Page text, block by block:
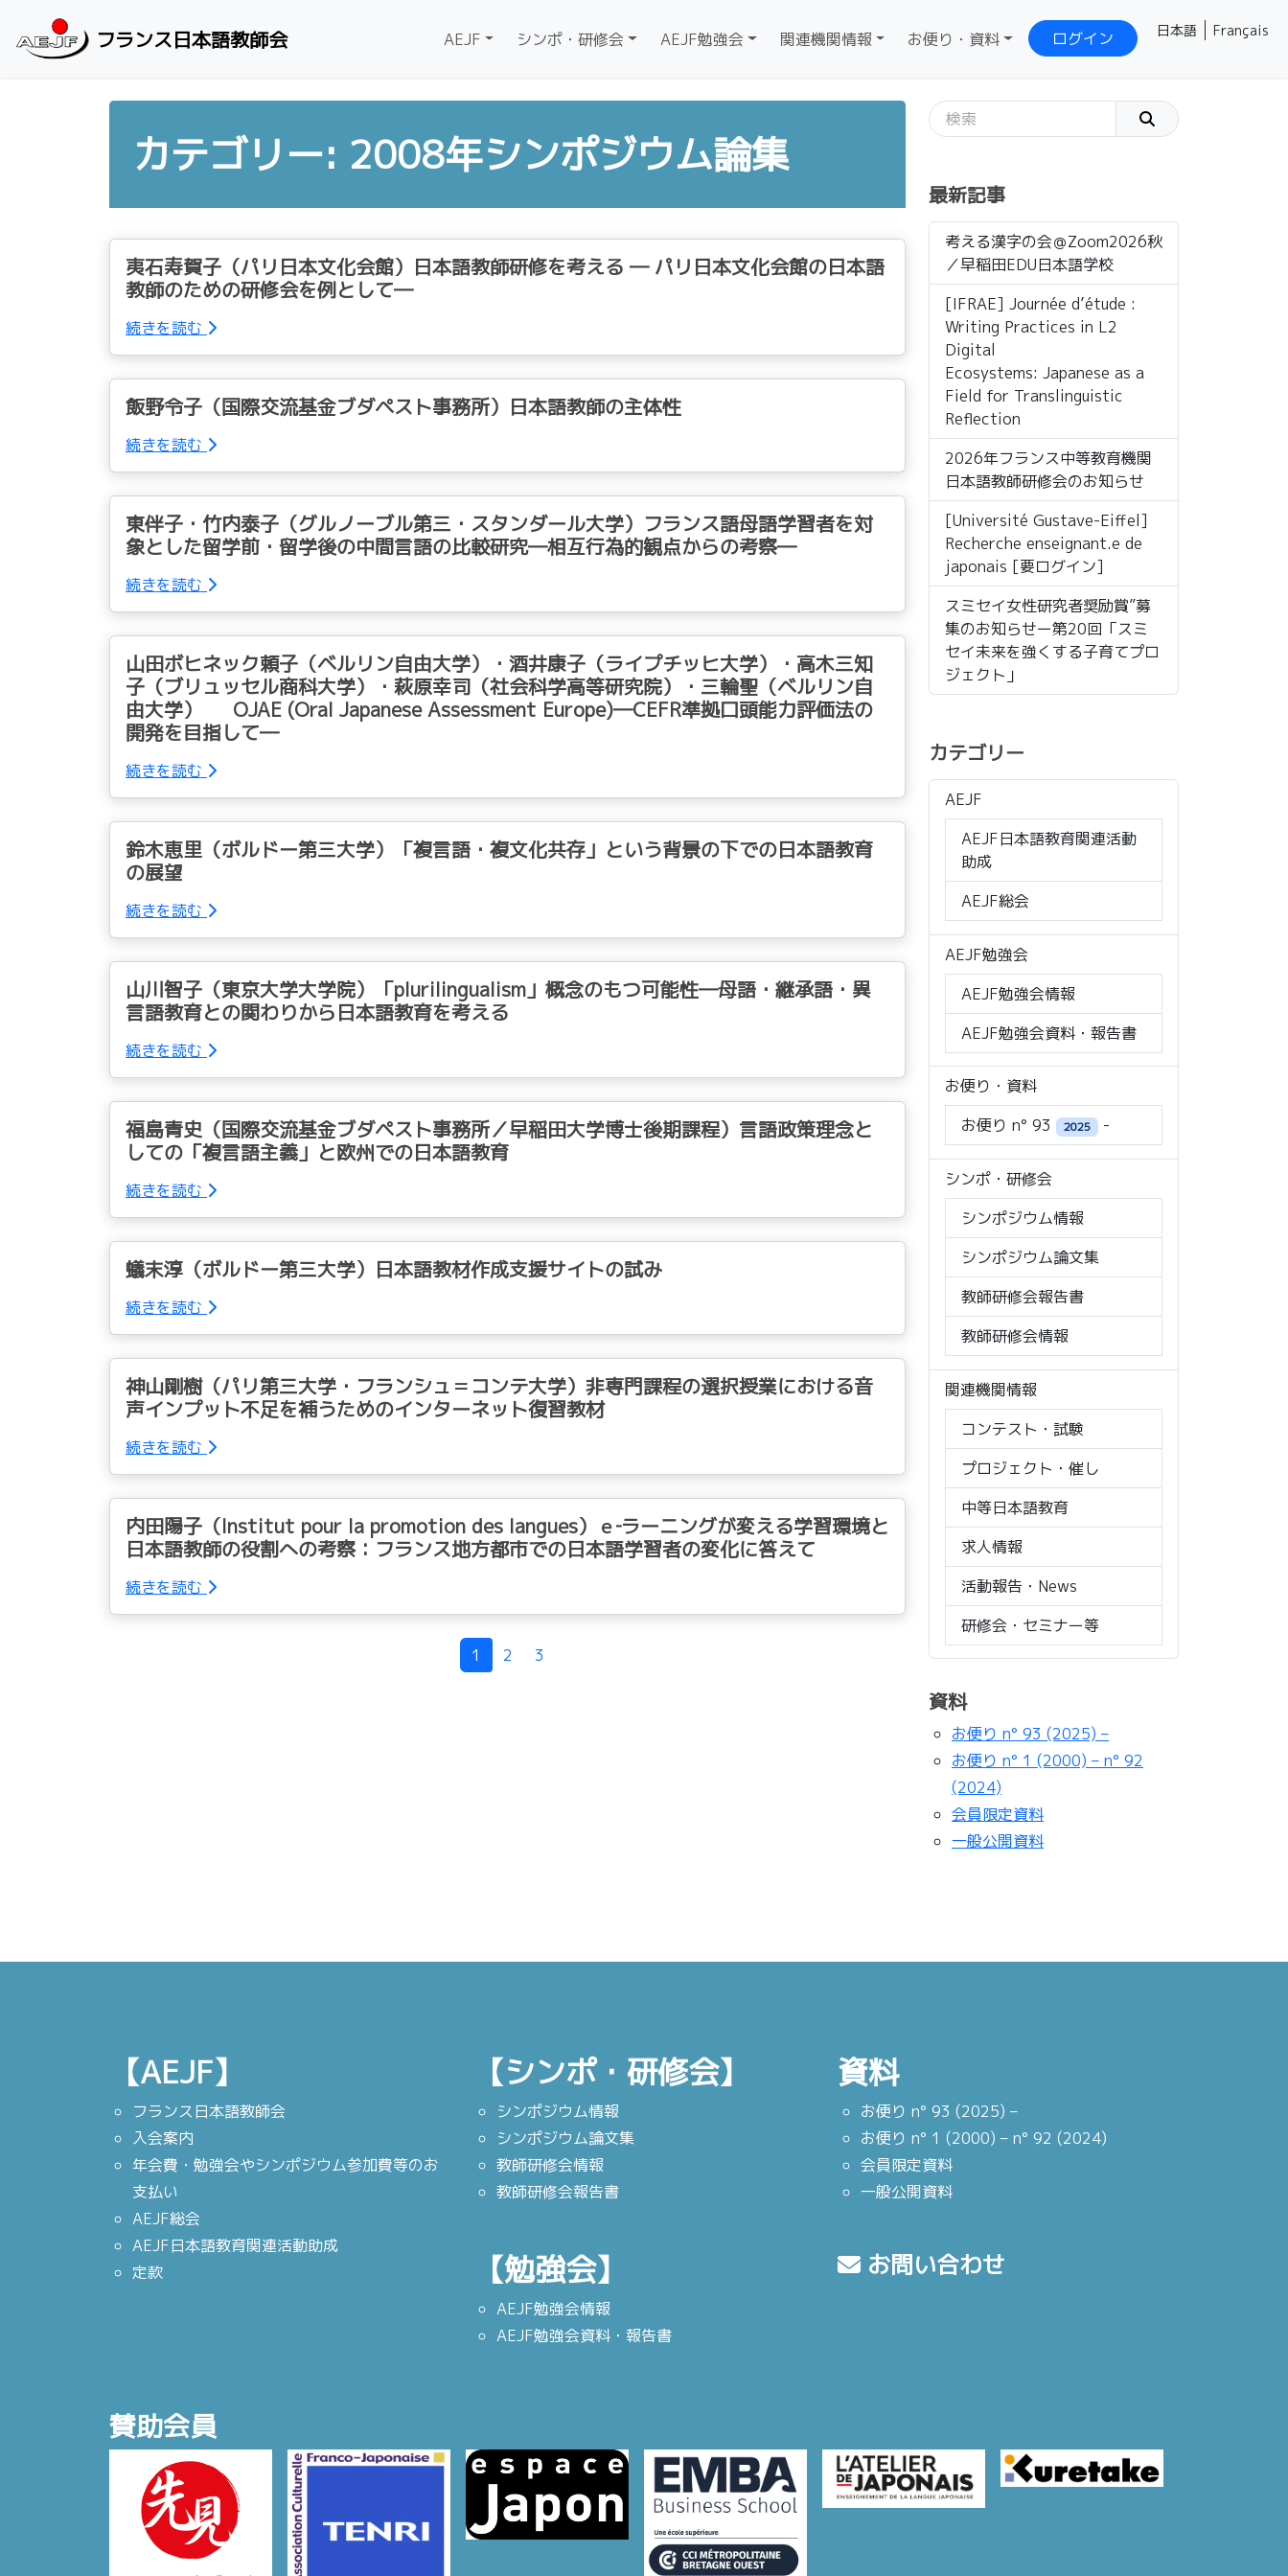
フランス日本語教師会 AEJF シンポ・研修会 AEJF勉強会 関連機関情報 お便り・資料 ログイン Français
日本語
カテゴリー: 2008年シンポジウム論集
夷石寿賀子（パリ日本文化会館）日本語教師研修を考える ― パリ日本文化会館の日本語
教師のための研修会を例として―
続きを読む
飯野令子（国際交流基金ブダペスト事務所）日本語教師の主体性
続きを読む
東伴子・竹内泰子（グルノーブル第三・スタンダール大学）フランス語母語学習者を対
象とした留学前・留学後の中間言語の比較研究―相互行為的観点からの考察―
続きを読む
山田ボヒネック頼子（ベルリン自由大学）・酒井康子（ライプチッヒ大学）・高木三知
子（ブリュッセル商科大学）・萩原幸司（社会科学高等研究院）・三輪聖（ベルリン自
由大学） OJAE (Oral Japanese Assessment Europe)―CEFR準拠口頭能力評価法の
開発を目指して―
続きを読む
鈴木恵里（ボルドー第三大学）「複言語・複文化共存」という背景の下での日本語教育
の展望
続きを読む
山川智子（東京大学大学院）「plurilingualism」概念のもつ可能性―母語・継承語・異
言語教育との関わりから日本語教育を考える
続きを読む
福島青史（国際交流基金ブダペスト事務所／早稲田大学博士後期課程）言語政策理念と
しての「複言語主義」と欧州での日本語教育
続きを読む
蟻末淳（ボルドー第三大学）日本語教材作成支援サイトの試み
続きを読む
神山剛樹（パリ第三大学・フランシュ＝コンテ大学）非専門課程の選択授業における音
声インプット不足を補うためのインターネット復習教材
続きを読む
内田陽子（Institut pour la promotion des langues）ｅ‐ラーニングが変える学習環境と
日本語教師の役割への考察：フランス地方都市での日本語学習者の変化に答えて
続きを読む
1 2 3
最新記事
考える漢字の会＠Zoom2026秋
／早稲田EDU日本語学校
[IFRAE] Journée d’étude :
Writing Practices in L2
Digital
Ecosystems: Japanese as a
Field for Translinguistic
Reflection
2026年フランス中等教育機関
日本語教師研修会のお知らせ
[Université Gustave-Eiffel]
Recherche enseignant.e de
japonais [要ログイン]
スミセイ女性研究者奨励賞”募
集のお知らせー第20回「スミ
セイ未来を強くする子育てプロ
ジェクト」
カテゴリー
AEJF
AEJF日本語教育関連活動
助成
AEJF総会
AEJF勉強会
AEJF勉強会情報
AEJF勉強会資料・報告書
お便り・資料
お便り n° 93
2025 -
シンポ・研修会
シンポジウム情報
シンポジウム論文集
教師研修会報告書
教師研修会情報
関連機関情報
コンテスト・試験
プロジェクト・催し
中等日本語教育
求人情報
活動報告・News
研修会・セミナー等
資料
お便り n° 93 (2025) –
お便り n° 1 (2000) – n° 92
(2024)
会員限定資料
一般公開資料
【AEJF】
フランス日本語教師会
入会案内
年会費・勉強会やシンポジウム参加費等のお
支払い
AEJF総会
AEJF日本語教育関連活動助成
定款
【シンポ・研修会】
シンポジウム情報
シンポジウム論文集
教師研修会情報
教師研修会報告書
【勉強会】
AEJF勉強会情報
AEJF勉強会資料・報告書
資料
お便り n° 93 (2025) –
お便り n° 1 (2000) – n° 92 (2024)
会員限定資料
一般公開資料
お問い合わせ
賛助会員